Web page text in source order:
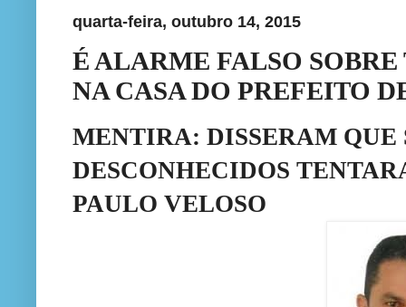
quarta-feira, outubro 14, 2015
É ALARME FALSO
NA CASA DO PREFEITO
MENTIRA: DISSERAM QUE
DESCONHECIDOS
PAULO VELOSO